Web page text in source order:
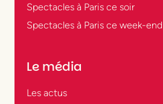
Spectacles à Paris ce soir
Spectacles à Paris ce week-end
Le média
Les actus